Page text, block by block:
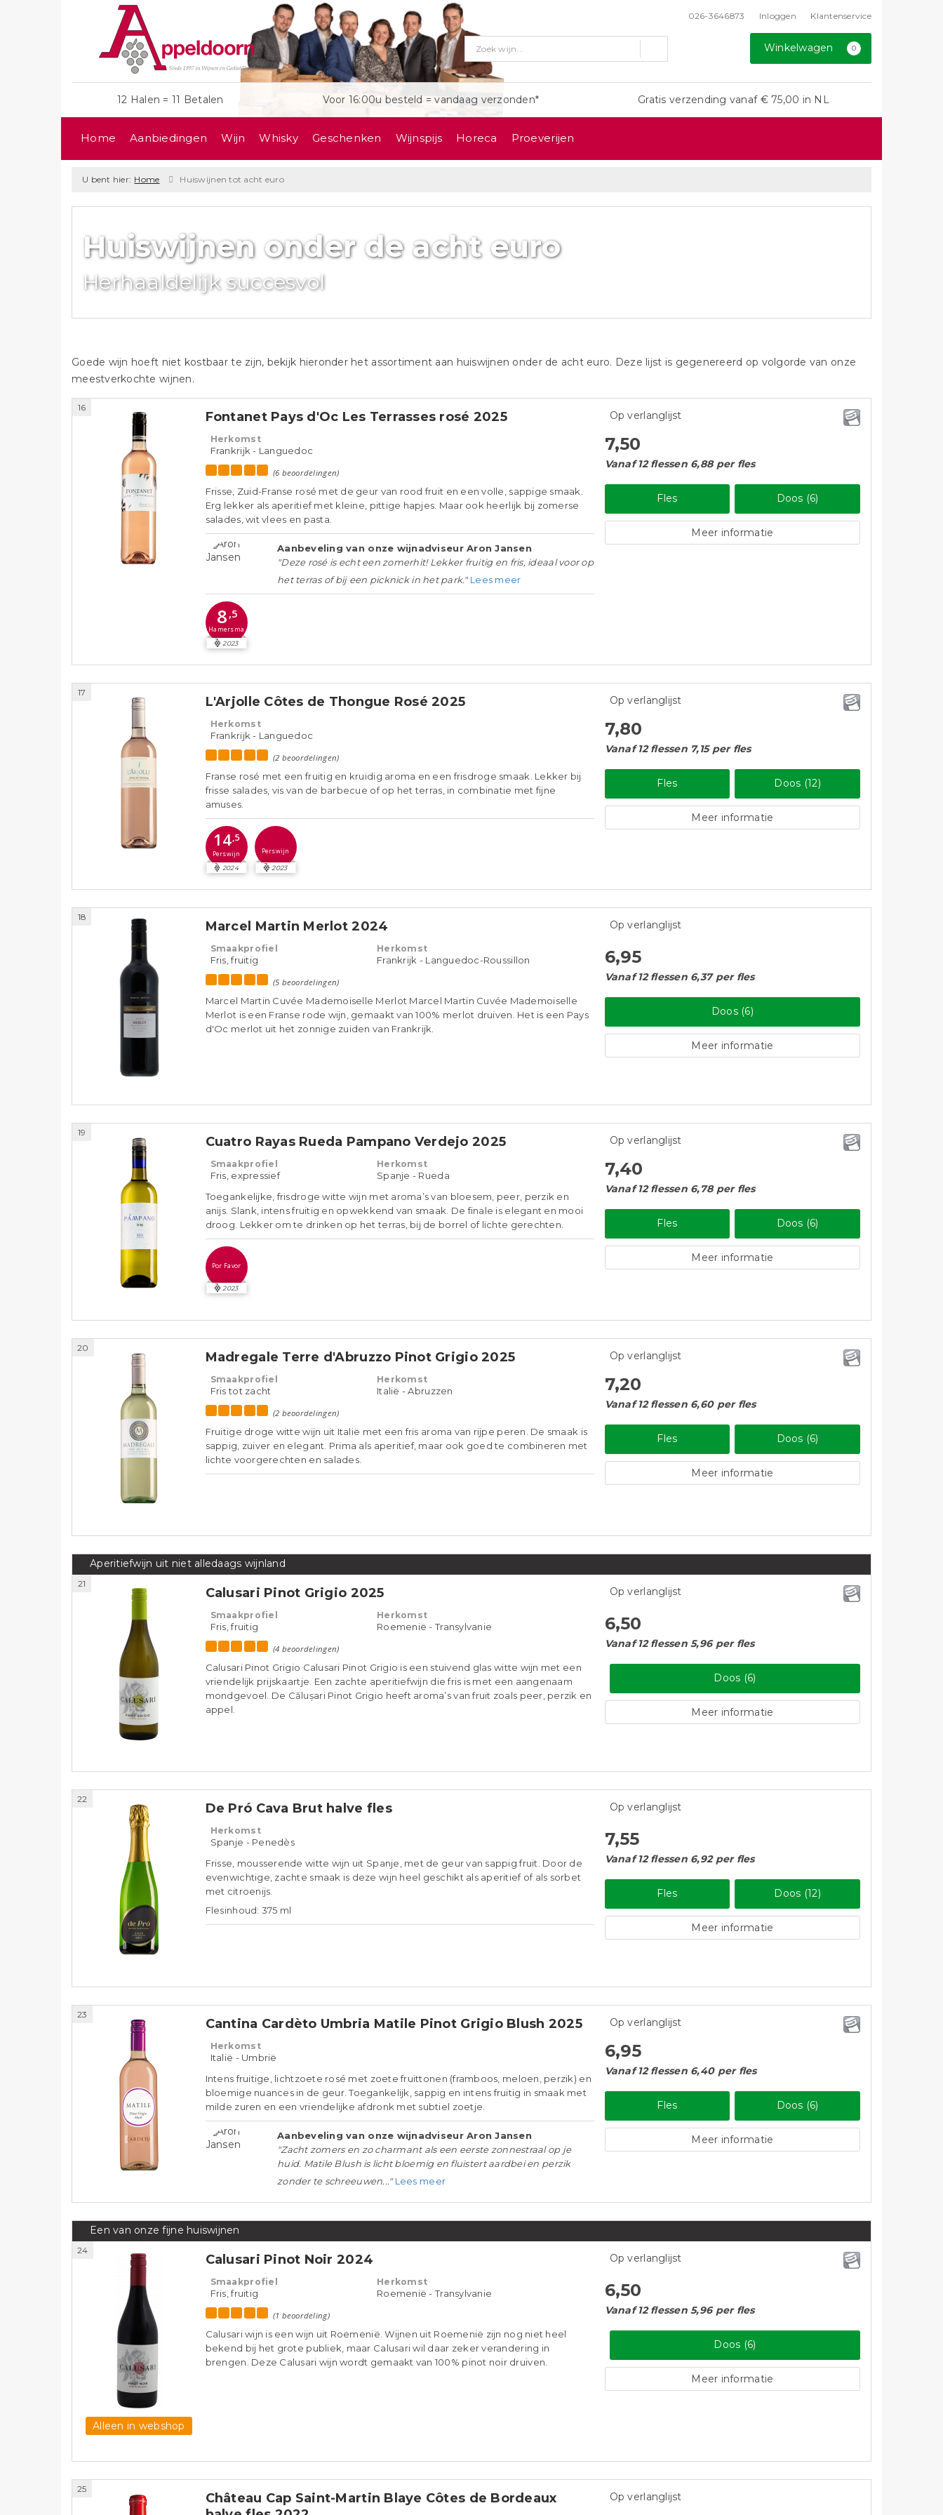
026-3646873 Inloggen Klantenservice
Winkelwagen 0
12 Halen = 11 Betalen Voor 16:00u besteld = vandaag verzonden* Gratis verzending vanaf € 75,00 in NL
Home Aanbiedingen Wijn Whisky Geschenken Wijnspijs Horeca Proeverijen
U bent hier: Home Huiswijnen tot acht euro
Huiswijnen onder de acht euro
Herhaaldelijk succesvol
Goede wijn hoeft niet kostbaar te zijn, bekijk hieronder het assortiment aan huiswijnen onder de acht euro. Deze lijst is gegenereerd op volgorde van onze
meestverkochte wijnen.
16
Fontanet Pays d'Oc Les Terrasses rosé 2025
Herkomst
Frankrijk - Languedoc
(6 beoordelingen)
Frisse, Zuid-Franse rosé met de geur van rood fruit en een volle, sappige smaak.
Erg lekker als aperitief met kleine, pittige hapjes. Maar ook heerlijk bij zomerse
salades, wit vlees en pasta.
Aanbeveling van onze wijnadviseur Aron Jansen
"Deze rosé is echt een zomerhit! Lekker fruitig en fris, ideaal voor op
het terras of bij een picknick in het park." Lees meer
8 ,5
Hamersma
2023
Op verlanglijst
7,50
Vanaf 12 flessen 6,88 per fles
Fles Doos (6)
Meer informatie
17
L'Arjolle Côtes de Thongue Rosé 2025
Herkomst
Frankrijk - Languedoc
(2 beoordelingen)
Franse rosé met een fruitig en kruidig aroma en een frisdroge smaak. Lekker bij
frisse salades, vis van de barbecue of op het terras, in combinatie met fijne
amuses.
14,5
Perswijn
2024
Perswijn
2023
Op verlanglijst
7,80
Vanaf 12 flessen 7,15 per fles
Fles Doos (12)
Meer informatie
18
Marcel Martin Merlot 2024
Smaakprofiel
Fris, fruitig
Herkomst
Frankrijk - Languedoc-Roussillon
(5 beoordelingen)
Marcel Martin Cuvée Mademoiselle Merlot Marcel Martin Cuvée Mademoiselle
Merlot is een Franse rode wijn, gemaakt van 100% merlot druiven. Het is een Pays
d'Oc merlot uit het zonnige zuiden van Frankrijk.
Op verlanglijst
6,95
Vanaf 12 flessen 6,37 per fles
Doos (6)
Meer informatie
19
Cuatro Rayas Rueda Pampano Verdejo 2025
Smaakprofiel
Fris, expressief
Herkomst
Spanje - Rueda
Toegankelijke, frisdroge witte wijn met aroma’s van bloesem, peer, perzik en
anijs. Slank, intens fruitig en opwekkend van smaak. De finale is elegant en mooi
droog. Lekker om te drinken op het terras, bij de borrel of lichte gerechten.
Por Favor
2023
Op verlanglijst
7,40
Vanaf 12 flessen 6,78 per fles
Fles Doos (6)
Meer informatie
20
Madregale Terre d'Abruzzo Pinot Grigio 2025
Smaakprofiel
Fris tot zacht
Herkomst
Italië - Abruzzen
(2 beoordelingen)
Fruitige droge witte wijn uit Italië met een fris aroma van rijpe peren. De smaak is
sappig, zuiver en elegant. Prima als aperitief, maar ook goed te combineren met
lichte voorgerechten en salades.
Op verlanglijst
7,20
Vanaf 12 flessen 6,60 per fles
Fles Doos (6)
Meer informatie
Aperitiefwijn uit niet alledaags wijnland
21
Calusari Pinot Grigio 2025
Smaakprofiel
Fris, fruitig
Herkomst
Roemenië - Transylvanie
(4 beoordelingen)
Calusari Pinot Grigio Calusari Pinot Grigio is een stuivend glas witte wijn met een
vriendelijk prijskaartje. Een zachte aperitiefwijn die fris is met een aangenaam
mondgevoel. De Călușari Pinot Grigio heeft aroma’s van fruit zoals peer, perzik en
appel.
Op verlanglijst
6,50
Vanaf 12 flessen 5,96 per fles
Doos (6)
Meer informatie
22
De Pró Cava Brut halve fles
Herkomst
Spanje - Penedès
Frisse, mousserende witte wijn uit Spanje, met de geur van sappig fruit. Door de
evenwichtige, zachte smaak is deze wijn heel geschikt als aperitief of als sorbet
met citroenijs.
Flesinhoud: 375 ml
Op verlanglijst
7,55
Vanaf 12 flessen 6,92 per fles
Fles Doos (12)
Meer informatie
23
Cantina Cardèto Umbria Matile Pinot Grigio Blush 2025
Herkomst
Italië - Umbrië
Intens fruitige, lichtzoete rosé met zoete fruittonen (framboos, meloen, perzik) en
bloemige nuances in de geur. Toegankelijk, sappig en intens fruitig in smaak met
milde zuren en een vriendelijke afdronk met subtiel zoetje.
Aanbeveling van onze wijnadviseur Aron Jansen
"Zacht zomers en zo charmant als een eerste zonnestraal op je
huid. Matile Blush is licht bloemig en fluistert aardbei en perzik
zonder te schreeuwen..." Lees meer
Op verlanglijst
6,95
Vanaf 12 flessen 6,40 per fles
Fles Doos (6)
Meer informatie
Een van onze fijne huiswijnen
24
Alleen in webshop
Calusari Pinot Noir 2024
Smaakprofiel
Fris, fruitig
Herkomst
Roemenië - Transylvanie
(1 beoordeling)
Calusari wijn is een wijn uit Roemenië. Wijnen uit Roemenië zijn nog niet heel
bekend bij het grote publiek, maar Calusari wil daar zeker verandering in
brengen. Deze Calusari wijn wordt gemaakt van 100% pinot noir druiven.
Op verlanglijst
6,50
Vanaf 12 flessen 5,96 per fles
Doos (6)
Meer informatie
25
Château Cap Saint-Martin Blaye Côtes de Bordeaux
Op verlanglijst